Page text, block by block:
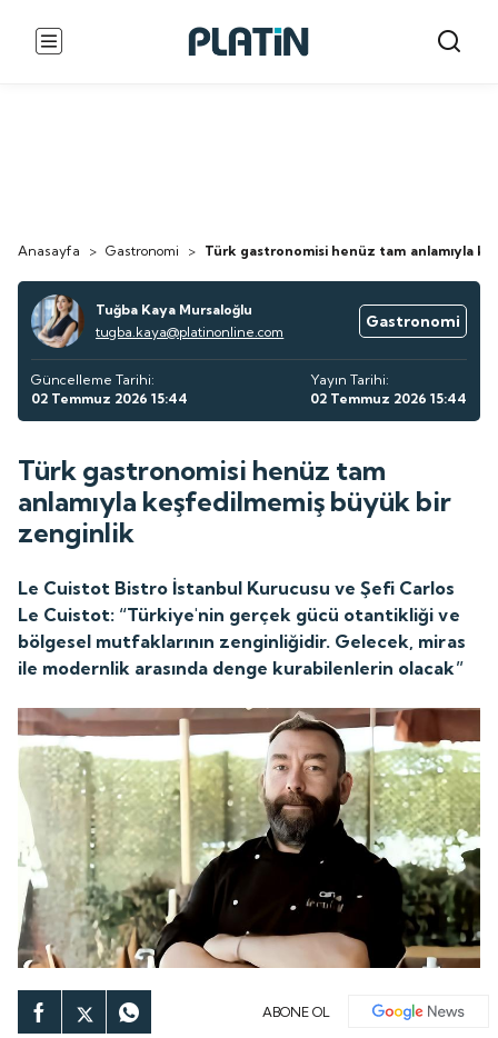
Anasayfa > Gastronomi > Türk gastronomisi henüz tam anlamıyla
Tuğba Kaya Mursaloğlu
tugba.kaya@platinonline.com
Gastronomi
Güncelleme Tarihi:
02 Temmuz 2026 15:44
Yayın Tarihi:
02 Temmuz 2026 15:44
Türk gastronomisi henüz tam
anlamıyla keşfedilmemiş büyük bir
zenginlik
Le Cuistot Bistro İstanbul Kurucusu ve Şefi Carlos
Le Cuistot: “Türkiye'nin gerçek gücü otantikliği ve
bölgesel mutfaklarının zenginliğidir. Gelecek, miras
ile modernlik arasında denge kurabilenlerin olacak”
ABONE OL